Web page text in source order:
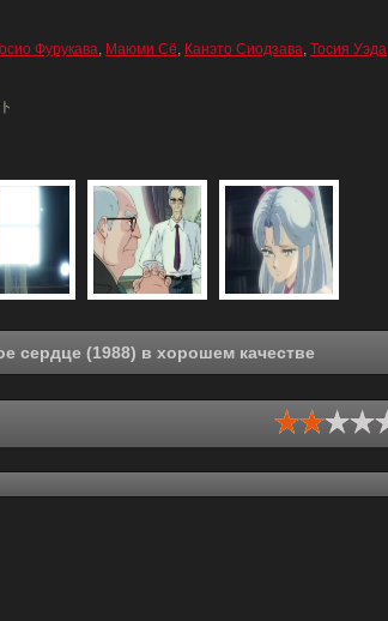
Фурукава, Маюми Сё, Канэто Сиодзава, Тосия Уэда
Смотреть онлайн Старинное сердце (1988) в хорошем качестве